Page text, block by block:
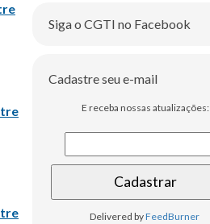
Siga o CGTI no Facebook
Cadastre seu e-mail
E receba nossas atualizações:
Delivered byFeedBurner